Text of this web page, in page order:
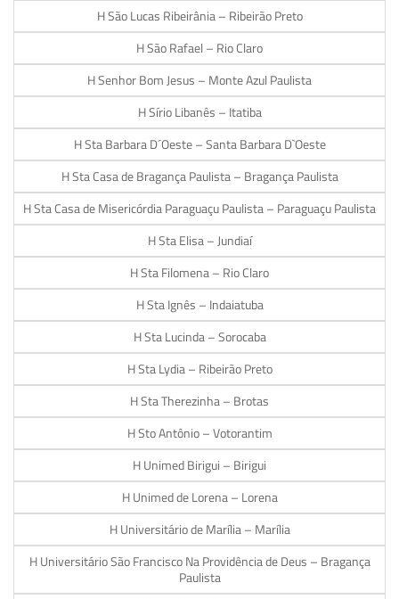
H São Lucas Ribeirânia – Ribeirão Preto
H São Rafael – Rio Claro
H Senhor Bom Jesus – Monte Azul Paulista
H Sírio Libanês – Itatiba
H Sta Barbara D´Oeste – Santa Barbara D`Oeste
H Sta Casa de Bragança Paulista – Bragança Paulista
H Sta Casa de Misericórdia Paraguaçu Paulista – Paraguaçu Paulista
H Sta Elisa – Jundiaí
H Sta Filomena – Rio Claro
H Sta Ignês – Indaiatuba
H Sta Lucinda – Sorocaba
H Sta Lydia – Ribeirão Preto
H Sta Therezinha – Brotas
H Sto Antônio – Votorantim
H Unimed Birigui – Birigui
H Unimed de Lorena – Lorena
H Universitário de Marília – Marília
H Universitário São Francisco Na Providência de Deus – Bragança
Paulista